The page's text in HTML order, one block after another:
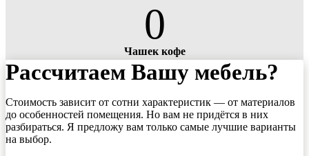
0
Чашек кофе
Рассчитаем Вашу мебель?
Стоимость зависит от сотни характеристик — от материалов
до особенностей помещения. Но вам не придётся в них
разбираться. Я предложу вам только самые лучшие варианты
на выбор.